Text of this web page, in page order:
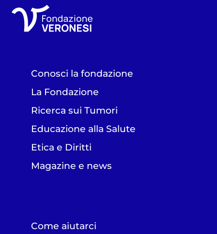
Conosci la fondazione
La Fondazione
Ricerca sui Tumori
Educazione alla Salute
Etica e Diritti
Magazine e news
Come aiutarci